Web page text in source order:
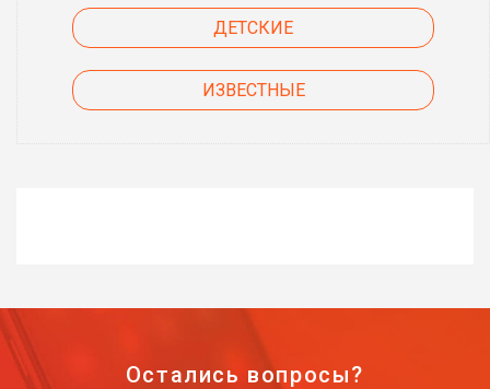
ДЕТСКИЕ
ИЗВЕСТНЫЕ
Остались вопросы?